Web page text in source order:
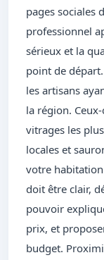
pages sociales
professionnel
sérieux et la
point de
les artisans
la région.
vitrages les
locales et
votre
doit être clair,
pouvoir
prix, et
budget.